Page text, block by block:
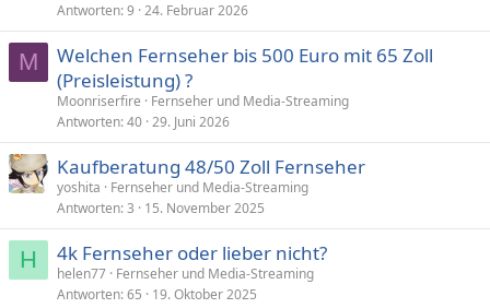
Antworten 9 24. Februar 2026
M
Welchen Fernseher bis 500 Euro mit 65 Zoll
(Preisleistung) ?
Moonriserfire
Fernseher und Media-Streaming
Antworten 40 29. Juni 2026
Kaufberatung 48/50 Zoll Fernseher
yoshita
Fernseher und Media-Streaming
Antworten 3 15. November 2025
H 4k Fernseher oder lieber nicht?
helen77 Fernseher und Media-Streaming
Antworten 65 19. Oktober 2025